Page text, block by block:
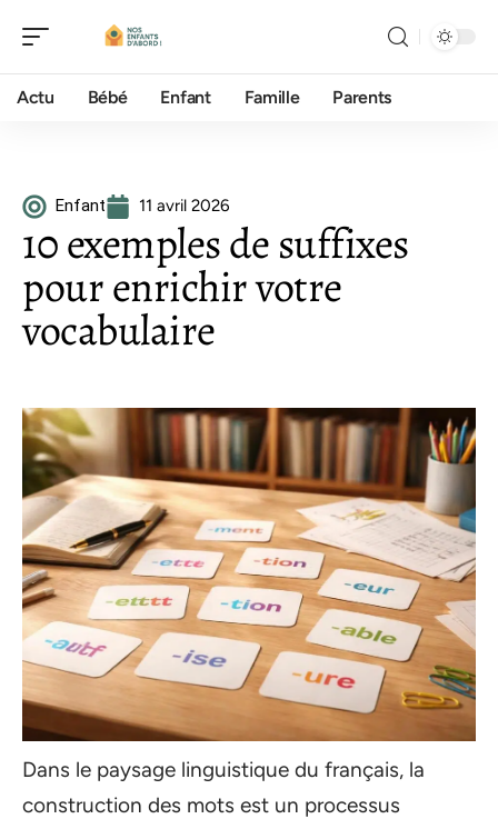
Actu Bébé Enfant Famille Parents
Enfant 11 avril 2026
10 exemples de suffixes
pour enrichir votre
vocabulaire
Dans le paysage linguistique du français, la
construction des mots est un processus